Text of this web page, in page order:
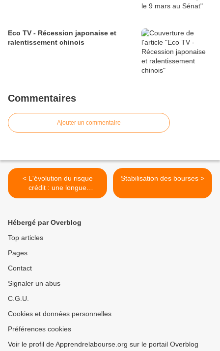
Eco TV - Récession japonaise et
ralentissement chinois
Commentaires
Ajouter un commentaire
< L'évolution du risque
crédit : une longue
dégradation qui ne date pas
Stabilisation des bourses >
Hébergé par Overblog
Top articles
Pages
Contact
Signaler un abus
C.G.U.
Cookies et données personnelles
Préférences cookies
Voir le profil de Apprendrelabourse.org sur le portail Overblog